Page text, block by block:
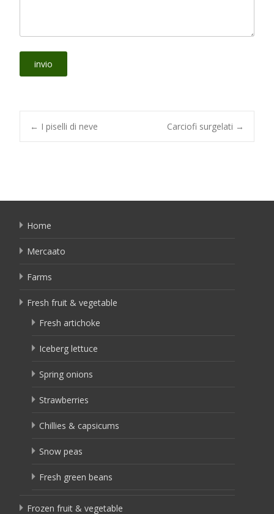
Post
← I piselli di neve Carciofi surgelati →
Home
Mercaato
Farms
Fresh fruit & vegetable
Fresh artichoke
Iceberg lettuce
Spring onions
Strawberries
Chillies & capsicums
Snow peas
Fresh green beans
Frozen fruit & vegetable